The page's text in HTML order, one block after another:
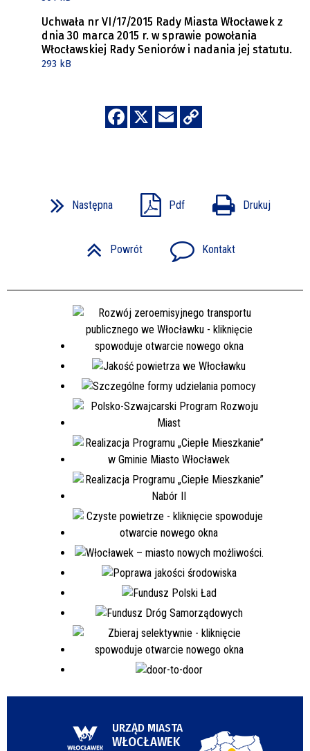
Uchwała nr VI/17/2015 Rady Miasta Włocławek z
dnia 30 marca 2015 r. w sprawie powołania
Włocławskiej Rady Seniorów i nadania jej statutu.
293 kB
Następna Pdf Drukuj
Powrót Kontakt
URZĄD MIASTA
WŁOCŁAWEK